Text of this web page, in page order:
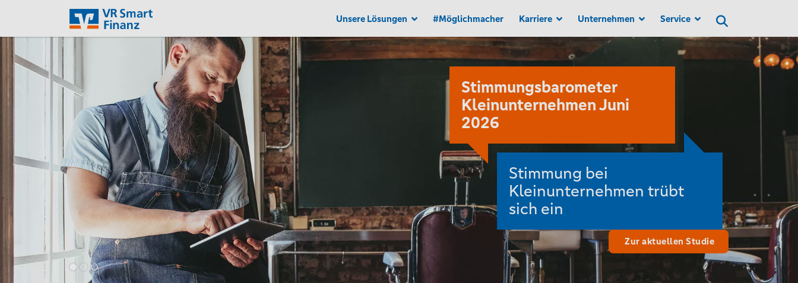
VR SF
Unsere Lösungen
#Möglichmacher Karriere Unternehmen Service
Stimmungsbarometer
Kleinunternehmen Juni
2026
Stimmung bei
Kleinunternehmen trübt
sich ein
Zur aktuellen Studie